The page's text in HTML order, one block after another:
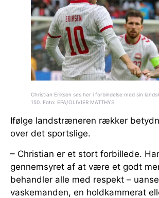
Christian Eriksen ses her i forbindelse med sin
150. Foto: EPA/OLIVIER MATTHYS
Ifølge landstræneren rækker
over det sportslige.
– Christian er et stort forbillede.
gennemsyret af at være et godt
behandler alle med respekt –
vaskemanden, en holdkammerat